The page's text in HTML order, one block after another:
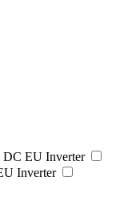
EU Inverter
Inverter